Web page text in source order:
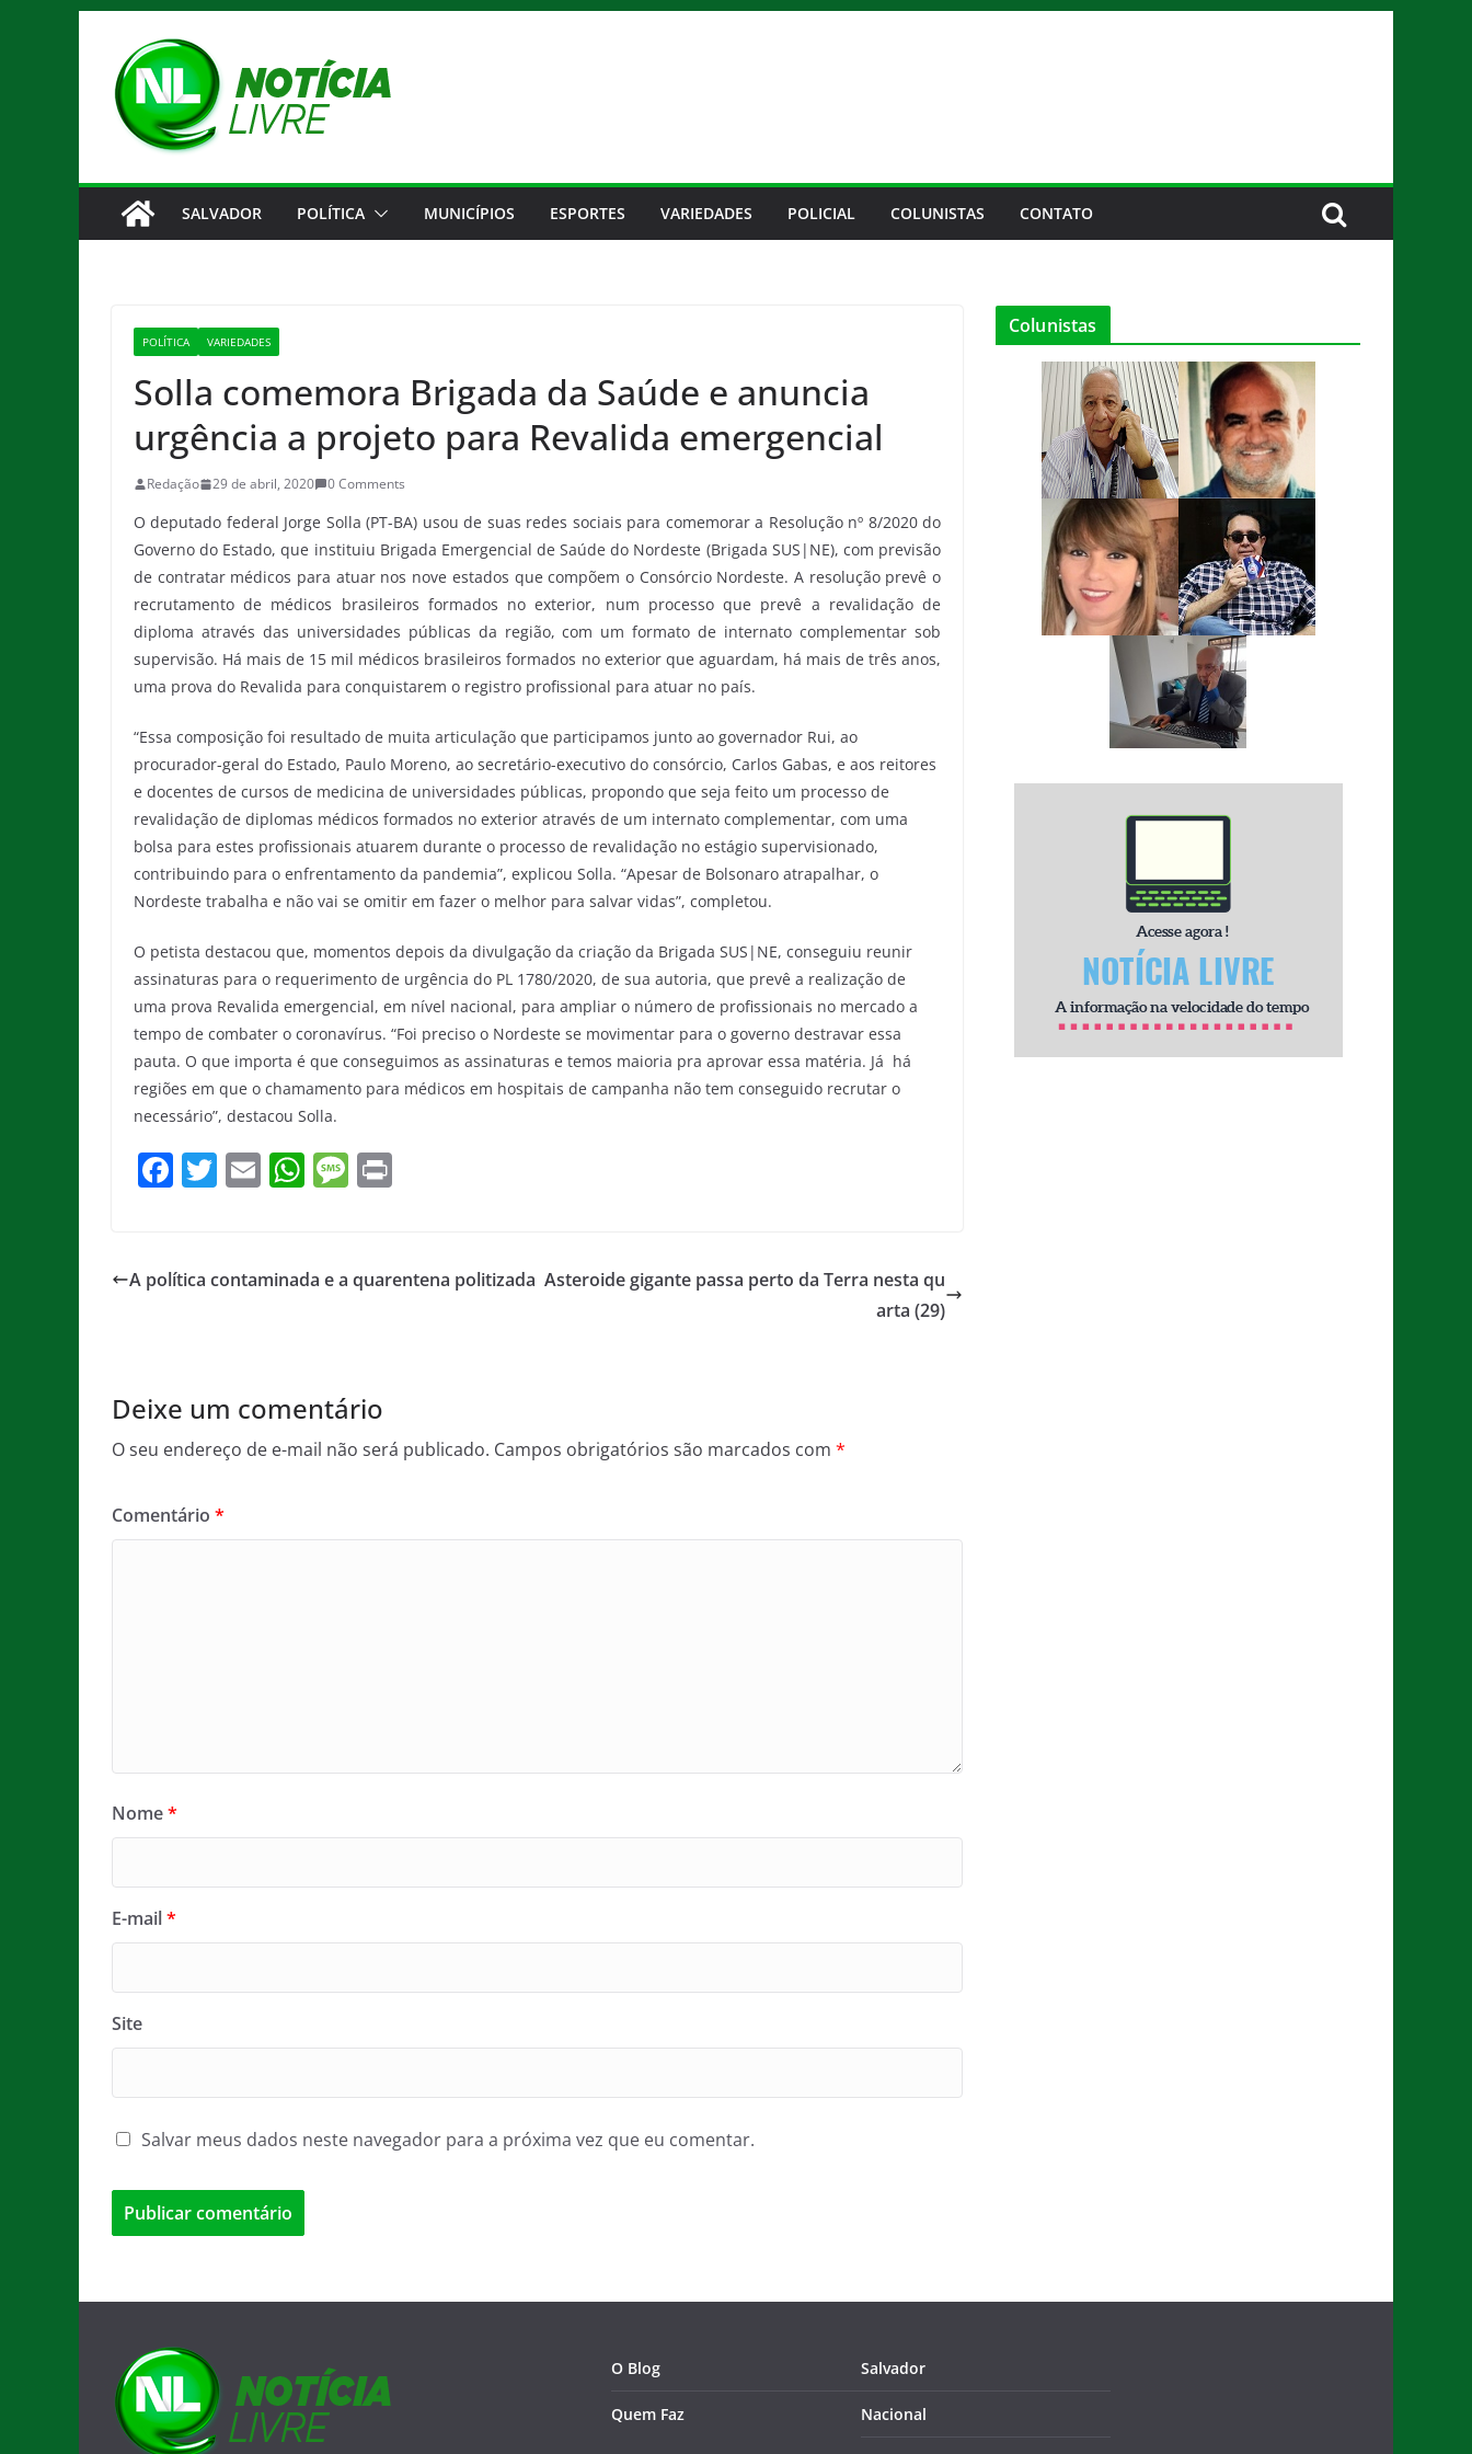
conteúdo
SALVADOR POLÍTICA MUNICÍPIOS ESPORTES VARIEDADES POLICIAL COLUNISTAS CONTATO
POLÍTICA VARIEDADES
Solla comemora Brigada da Saúde e anuncia
urgência a projeto para Revalida emergencial
Redação 29 de abril, 2020 0 Comments
O deputado federal Jorge Solla (PT-BA) usou de suas redes sociais para comemorar a Resolução nº 8/2020 do
Governo do Estado, que instituiu Brigada Emergencial de Saúde do Nordeste (Brigada SUS|NE), com previsão
de contratar médicos para atuar nos nove estados que compõem o Consórcio Nordeste. A resolução prevê o
recrutamento de médicos brasileiros formados no exterior, num processo que prevê a revalidação de
diploma através das universidades públicas da região, com um formato de internato complementar sob
supervisão. Há mais de 15 mil médicos brasileiros formados no exterior que aguardam, há mais de três anos,
uma prova do Revalida para conquistarem o registro profissional para atuar no país.
“Essa composição foi resultado de muita articulação que participamos junto ao governador Rui, ao
procurador-geral do Estado, Paulo Moreno, ao secretário-executivo do consórcio, Carlos Gabas, e aos reitores
e docentes de cursos de medicina de universidades públicas, propondo que seja feito um processo de
revalidação de diplomas médicos formados no exterior através de um internato complementar, com uma
bolsa para estes profissionais atuarem durante o processo de revalidação no estágio supervisionado,
contribuindo para o enfrentamento da pandemia”, explicou Solla. “Apesar de Bolsonaro atrapalhar, o
Nordeste trabalha e não vai se omitir em fazer o melhor para salvar vidas”, completou.
O petista destacou que, momentos depois da divulgação da criação da Brigada SUS|NE, conseguiu reunir
assinaturas para o requerimento de urgência do PL 1780/2020, de sua autoria, que prevê a realização de
uma prova Revalida emergencial, em nível nacional, para ampliar o número de profissionais no mercado a
tempo de combater o coronavírus. “Foi preciso o Nordeste se movimentar para o governo destravar essa
pauta. O que importa é que conseguimos as assinaturas e temos maioria pra aprovar essa matéria. Já há
regiões em que o chamamento para médicos em hospitais de campanha não tem conseguido recrutar o
necessário”, destacou Solla.
F
e
k
T
er
E
l
W
s
M
a
A política contaminada e a quarentena politizada Asteroide gigante passa perto da Terra nesta qu
arta (29)
Deixe um comentário
O seu endereço de e-mail não será publicado. Campos obrigatórios são marcados com *
Comentário *
Nome*
E-mail*
Site
Salvar meus dados neste navegador para a próxima vez que eu comentar.
Colunistas
O Blog
Quem Faz
Salvador
Nacional